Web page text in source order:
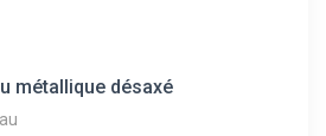
métallique désaxé